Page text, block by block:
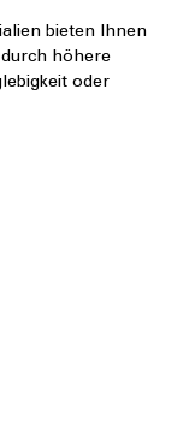
bieten Ihnen
höhere
oder